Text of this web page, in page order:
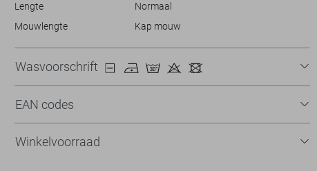
Lengte
Normaal
Mouwlengte
Kap mouw
Wasvoorschrift
EAN codes
Winkelvoorraad